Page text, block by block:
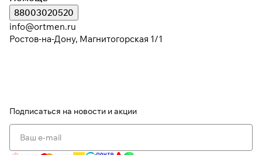
88003020520
info@ortmen.ru
Ростов-на-Дону, Магнитогорская 1/1
Подписаться на новости и акции